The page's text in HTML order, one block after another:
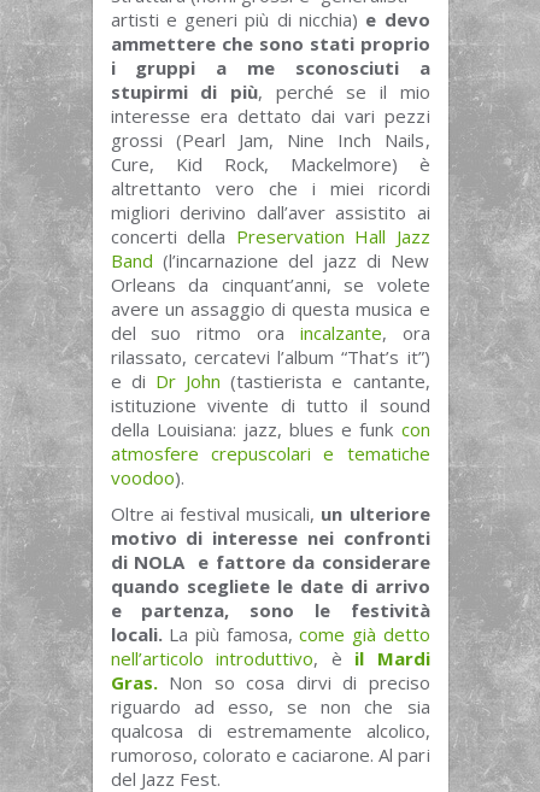
artisti e generi più di nicchia) e devo
ammettere che sono stati proprio
i gruppi a me sconosciuti a
stupirmi di più, perché se il mio
interesse era dettato dai vari pezzi
grossi (Pearl Jam, Nine Inch Nails,
Cure, Kid Rock, Mackelmore) è
altrettanto vero che i miei ricordi
migliori derivino dall’aver assistito ai
concerti della Preservation Hall Jazz
Band (l’incarnazione del jazz di New
Orleans da cinquant’anni, se volete
avere un assaggio di questa musica e
del suo ritmo ora incalzante, ora
rilassato, cercatevi l’album “That’s it”)
e di Dr John (tastierista e cantante,
istituzione vivente di tutto il sound
della Louisiana: jazz, blues e funk con
atmosfere crepuscolari e tematiche
voodoo).
Oltre ai festival musicali, un ulteriore
motivo di interesse nei confronti
di NOLA e fattore da considerare
quando scegliete le date di arrivo
e partenza, sono le festività
locali. La più famosa,come già detto
nell’articolo introduttivo, è il Mardi
Gras. Non so cosa dirvi di preciso
riguardo ad esso, se non che sia
qualcosa di estremamente alcolico,
rumoroso, colorato e caciarone. Al pari
del Jazz Fest.